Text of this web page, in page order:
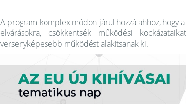
A program komplex módon járul hozzá ahhoz, hogy
elvárásokra, csökkentsék működési
versenyképesebb működést alakítsanak ki.